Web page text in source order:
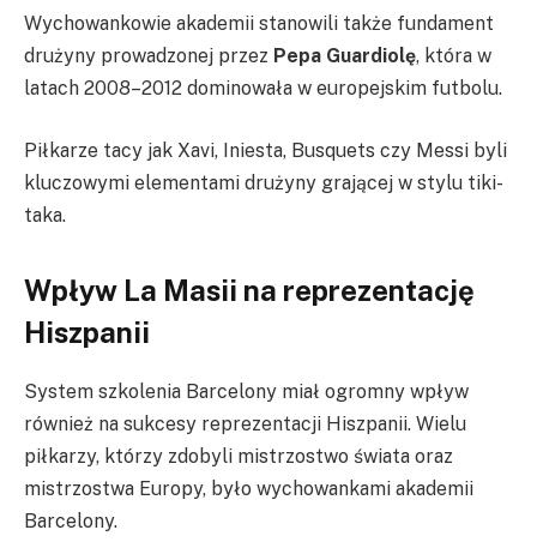
Wychowankowie akademii stanowili także fundament
drużyny prowadzonej przez Pepa Guardiolę, która w
latach 2008–2012 dominowała w europejskim futbolu.
Piłkarze tacy jak Xavi, Iniesta, Busquets czy Messi byli
kluczowymi elementami drużyny grającej w stylu tiki-
taka.
Wpływ La Masii na reprezentację
Hiszpanii
System szkolenia Barcelony miał ogromny wpływ
również na sukcesy reprezentacji Hiszpanii. Wielu
piłkarzy, którzy zdobyli mistrzostwo świata oraz
mistrzostwa Europy, było wychowankami akademii
Barcelony.